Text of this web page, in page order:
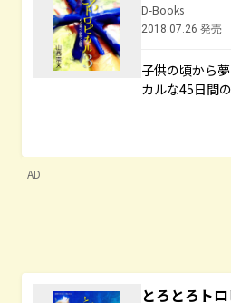
D-Books
2018.07.26 発売
子供の頃から
カルな45日間
AD
とろとろト